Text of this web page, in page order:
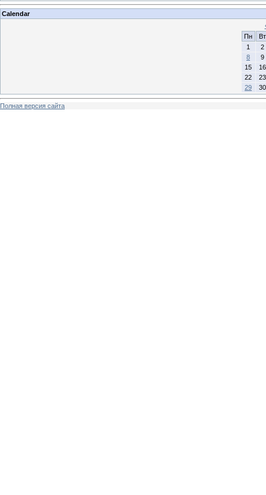
Calendar
Пн
Вт
1
2
8
9
15
16
22
23
29
30
Полная версия сайта